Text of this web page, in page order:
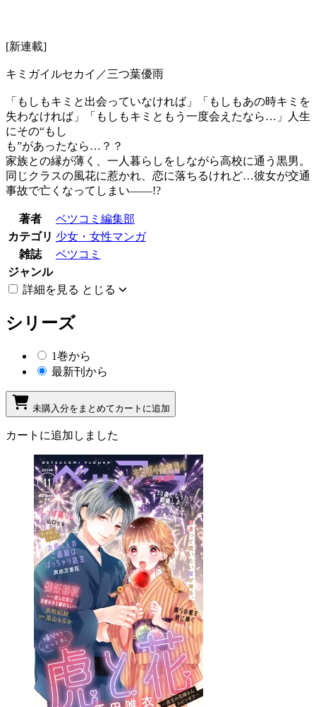
[新連載]
キミガイルセカイ／三つ葉優雨
「もしもキミと出会っていなければ」「もしもあの時キミを
失わなければ」「もしもキミともう一度会えたなら…」人生
にその“もし
も”があったなら…？？
家族との縁が薄く、一人暮らしをしながら高校に通う黒男。
同じクラスの風花に惹かれ、恋に落ちるけれど…彼女が交通
事故で亡くなってしまい――!?
著者
ベツコミ編集部
カテゴリ 少女・女性マンガ
雑誌
ベツコミ
ジャンル
詳細を見る とじる
シリーズ
1巻から
最新刊から
未購入分をまとめてカートに追加
カートに追加しました